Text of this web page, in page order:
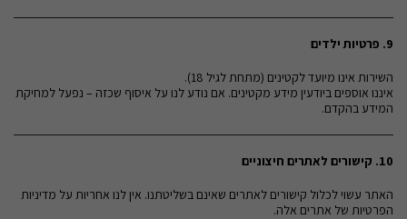
9. פרטיות ילדים
השירות אינו מיועד לקטינים (מתחת לגיל 18).
איננו אוספים ביודעין מידע מקטינים. אם נודע לנו על איסוף שכזה – נפעל למחיקת
המידע בהקדם.
10. קישורים לאתרים חיצוניים
האתר עשוי לכלול קישורים לאתרים שאינם בשליטתנו. אין לנו אחריות על מדיניות
הפרטיות של אתרים אלה.